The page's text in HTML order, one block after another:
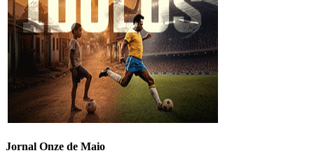
Jornal Onze de Maio